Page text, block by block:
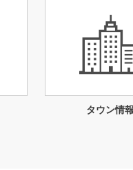
タウン情報